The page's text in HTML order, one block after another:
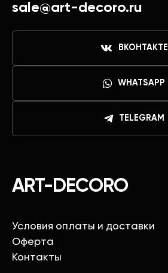
ART-DECORO
Условия оплаты и доставки
Оферта
Контакты
sale@art-decoro.ru
ВКОНТАКТЕ
WHATSAPP
TELEGRAM